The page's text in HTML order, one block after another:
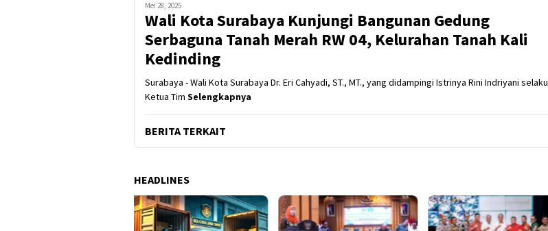
Mei 28, 2025
Wali Kota Surabaya Kunjungi Bangunan Gedung
Serbaguna Tanah Merah RW 04, Kelurahan Tanah Kali
Kedinding
Surabaya - Wali Kota Surabaya Dr. Eri Cahyadi, ST., MT., yang didampingi Istrinya Rini Indriyani selaku
Ketua Tim Selengkapnya
BERITA TERKAIT
HEADLINES